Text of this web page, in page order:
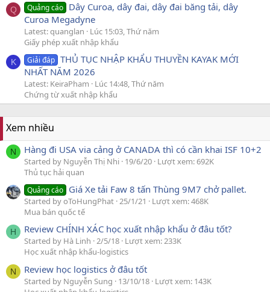
Q Quảng cáo Dây Curoa, dây đai, dây đai băng tải, dây
Curoa Megadyne
Latest: quanglan
Lúc 15:03, Thứ năm
Giấy phép xuất nhập khẩu
K Giải đáp THỦ TỤC NHẬP KHẨU THUYỀN KAYAK MỚI
NHẤT NĂM 2026
Latest: KeiraPham
Lúc 14:48, Thứ năm
Chứng từ xuất nhập khẩu
Xem nhiều
N Hàng đi USA via cảng ở CANADA thì có cần khai ISF 10+2
Started by Nguyễn Thị Nhi 19/6/20 Lượt xem: 692K
Thủ tục hải quan
Quảng cáo Giá Xe tải Faw 8 tấn Thùng 9M7 chở pallet.
Started by oToHungPhat 25/1/21
Lượt xem: 468K
Mua bán quốc tế
H Review CHÍNH XÁC học xuất nhập khẩu ở đâu tốt?
Started by Hà Linh 2/5/18 Lượt xem: 233K
Học xuất nhập khẩu-logistics
N Review học logistics ở đâu tốt
Started by Nguyễn Sung 13/10/18 Lượt xem: 143K